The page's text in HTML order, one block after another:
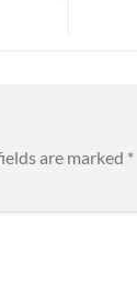
are marked *